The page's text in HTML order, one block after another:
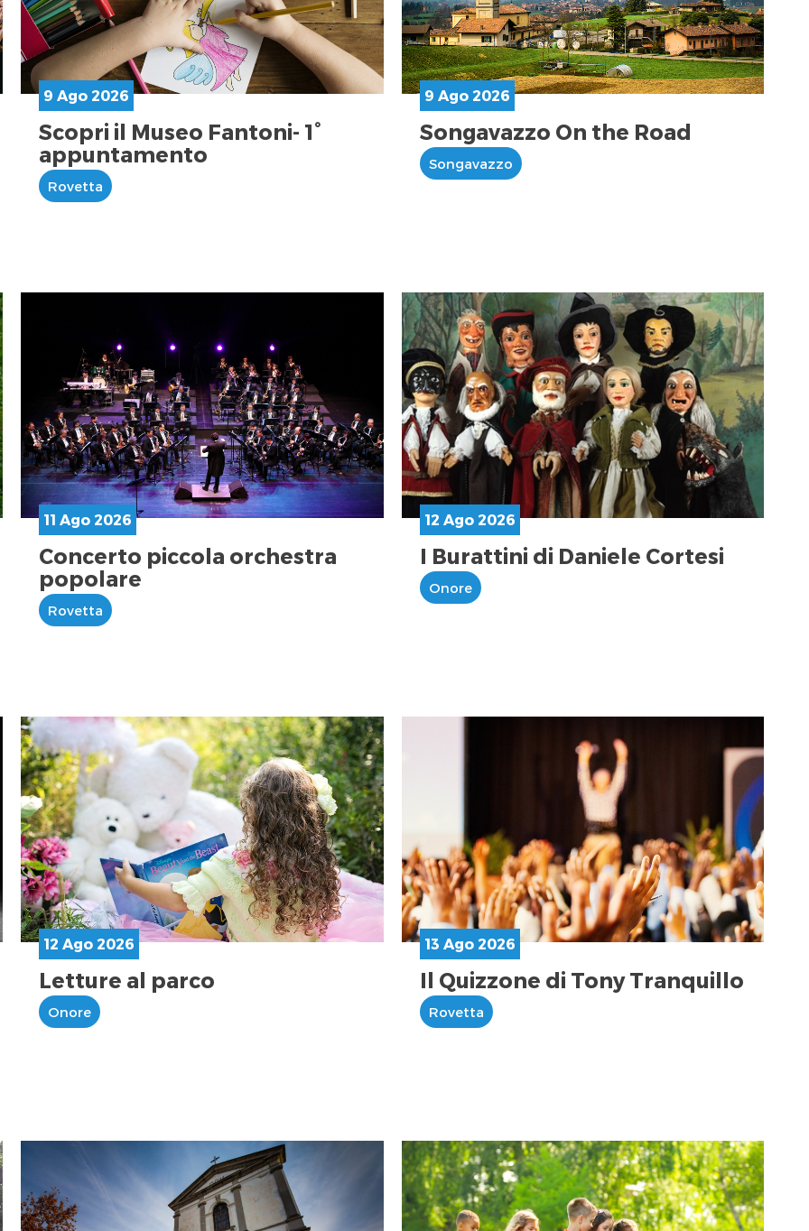
9 Ago 2026
Scopri il Museo Fantoni- 1°
appuntamento
Rovetta
9 Ago 2026
Songavazzo On the Road
Songavazzo
11 Ago 2026
Concerto piccola orchestra
popolare
Rovetta
12 Ago 2026
I Burattini di Daniele Cortesi
Onore
12 Ago 2026
Letture al parco
Onore
13 Ago 2026
Il Quizzone di Tony Tranquillo
Rovetta